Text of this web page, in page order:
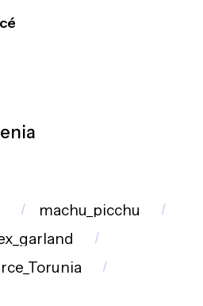
machu_picchu